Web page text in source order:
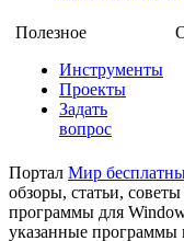
Полезное
Инструменты
Проекты
Задать
вопрос
Портал Мир
обзоры, статьи,
программы для
указанные программы